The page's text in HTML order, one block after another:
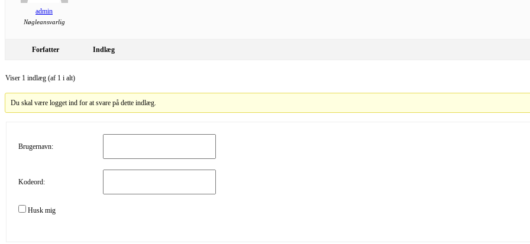
admin
Nøgleansvarlig
Forfatter Indlæg
Viser 1 indlæg (af 1 i alt)
Du skal være logget ind for at svare på dette indlæg.
Brugernavn:
Kodeord:
Husk mig